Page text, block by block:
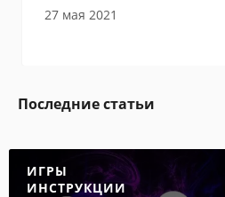
27 мая 2021
Последние статьи
ИГРЫ
ИНСТРУКЦИИ